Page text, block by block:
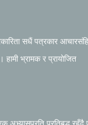
सधैं पत्रकार
भ्रामक र प्रायोजित